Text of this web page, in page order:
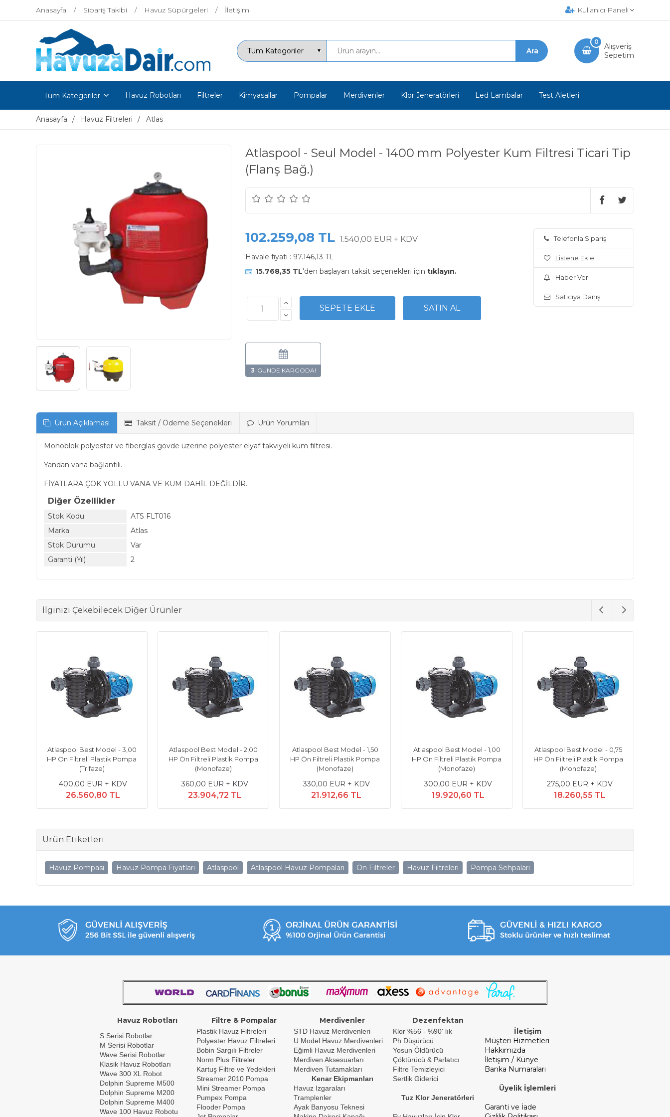
Anasayfa Sipariş Takibi Havuz Süpürgeleri İletişim Kullanıcı Paneli
Alışveriş
Sepetim
0
Tüm Kategoriler Havuz Robotları Filtreler Kimyasallar Pompalar Merdivenler Klor Jeneratörleri Led Lambalar Test Aletleri
Anasayfa Havuz Filtreleri Atlas
Atlaspool - Seul Model - 1400 mm Polyester Kum Filtresi Ticari Tip
(Flanş Bağ.)
102.259,08 TL 1.540,00 EUR + KDV
Havale fiyatı : 97.146,13 TL
15.768,35 TL'den başlayan taksit seçenekleri için tıklayın.
3
Telefonla Sipariş
Listene Ekle
Haber Ver
Satıcıya Danış
Ürün Açıklaması Taksit / Ödeme Seçenekleri Ürün Yorumları
Monoblok polyester ve fiberglas gövde üzerine polyester elyaf takviyeli kum filtresi.
Yandan vana bağlantılı.
FİYATLARA ÇOK YOLLU VANA VE KUM DAHİL DEĞİLDİR.
Diğer Özellikler
Stok Kodu
ATS FLT016
Marka
Atlas
Stok Durumu
Var
Garanti (Yıl)
2
İlginizi Çekebilecek Diğer Ürünler
Atlaspool Best Model - 3,00
HP Ön Filtreli Plastik Pompa
(Trifaze)
400,00 EUR + KDV
26.560,80 TL
Atlaspool Best Model - 2,00
HP Ön Filtreli Plastik Pompa
(Monofaze)
360,00 EUR + KDV
23.904,72 TL
Atlaspool Best Model - 1,50
HP Ön Filtreli Plastik Pompa
(Monofaze)
330,00 EUR + KDV
21.912,66 TL
Atlaspool Best Model - 1,00
HP Ön Filtreli Plastik Pompa
(Monofaze)
300,00 EUR + KDV
19.920,60 TL
Atlaspool Best Model - 0,75
HP Ön Filtreli Plastik Pompa
(Monofaze)
275,00 EUR + KDV
18.260,55 TL
Ürün Etiketleri
Havuz Pompası Havuz Pompa Fiyatları Atlaspool Atlaspool Havuz Pompaları Ön Filtreler Havuz Filtreleri Pompa Sehpaları
Havuz Robotları Filtre & Pompalar Merdivenler Dezenfektan
S Serisi Robotlar
M Serisi Robotlar
Wave Serisi Robotlar
Klasik Havuz Robotları
Wave 300 XL Robot
Dolphin Supreme M500
Dolphin Supreme M200
Dolphin Supreme M400
Wave 100 Havuz Robotu
Plastik Havuz Filtreleri
Polyester Havuz Filtreleri
Bobin Sargılı Filtreler
Norm Plus Filtreler
Kartuş Filtre ve Yedekleri
Streamer 2010 Pompa
Mini Streamer Pompa
Pumpex Pompa
Flooder Pompa
STD Havuz Merdivenleri
U Model Havuz Merdivenleri
Eğimli Havuz Merdivenleri
Merdiven Aksesuarları
Merdiven Tutamakları
Kenar Ekipmanları
Havuz Izgaraları
Tramplenler
Ayak Banyosu Teknesi
Klor %56 - %90' lık
Ph Düşürücü
Yosun Öldürücü
Çöktürücü & Parlatıcı
Filtre Temizleyici
Sertlik Giderici
Tuz Klor Jeneratörleri
İletişim
Müşteri Hizmetleri
Hakkımızda
İletişim / Künye
Banka Numaraları
Üyelik İşlemleri
Garanti ve İade